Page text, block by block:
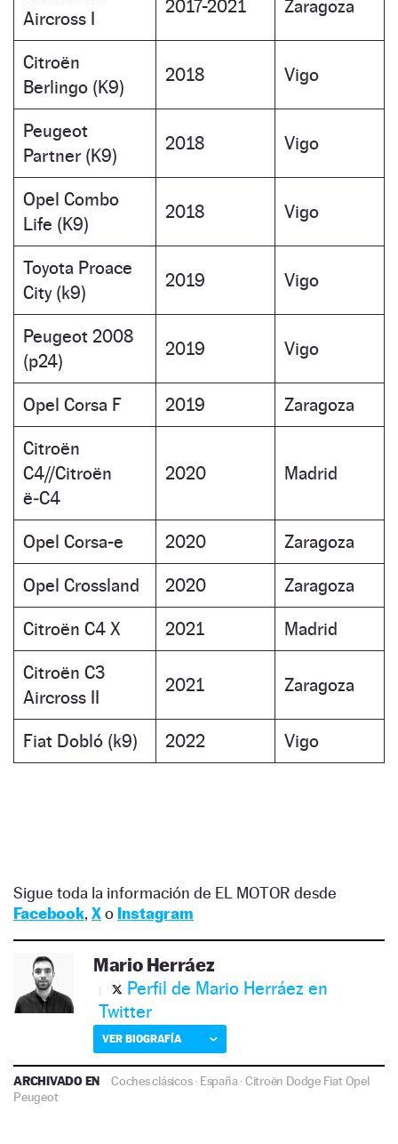
Aircross I
2017-2021 Zaragoza
Citroën
Berlingo (K9)
2018 Vigo
Peugeot
Partner (K9)
2018 Vigo
Opel Combo
Life (K9)
2018 Vigo
Toyota Proace
City (k9)
2019 Vigo
Peugeot 2008
(p24)
2019 Vigo
Opel Corsa F 2019 Zaragoza
Citroën
C4//Citroën
ë‑C4
2020 Madrid
Opel Corsa-e 2020 Zaragoza
Opel Crossland 2020 Zaragoza
Citroën C4 X 2021 Madrid
Citroën C3
Aircross II
2021 Zaragoza
Fiat Dobló (k9) 2022 Vigo
Sigue toda la información de EL MOTOR desde
Facebook, Xo Instagram
Mario Herráez
Perfil de Mario Herráez en
Twitter
VER BIOGRAFÍA
ARCHIVADO EN Coches clásicos· España·Citroën Dodge Fiat Opel
Peugeot